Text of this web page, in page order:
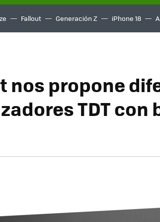
Fallout Generación Z iPhone 18
nos propone
TDT